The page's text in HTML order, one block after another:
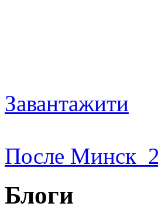
Завантажити
После
Блоги